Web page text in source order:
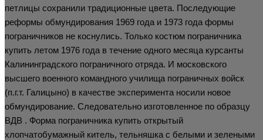
петлицы сохранили традиционные цвета. Последующие
реформы обмундирования 1969 года и 1973 года формы
пограничников не коснулись. Только костюм пограничника
купить летом 1976 года в течение одного месяца курсанты
Калининградского пограничного отряда. И московского
высшего военного командного училища пограничных войск
(п.г.т. Галицыно) в качестве эксперимента носили новое
обмундирование. Следовательно изготовленное по образцу
ВДВ . Форма пограничника купить открытый
хлопчатобумажный китель, тельняшка с белыми и зелеными